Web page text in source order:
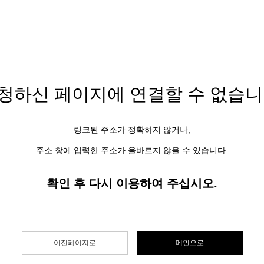
하신 페이지에 연결할 수 없습
링크된 주소가 정확하지 않거나,
주소 창에 입력한 주소가 올바르지 않을 수 있습니다.
확인 후 다시 이용하여 주십시오.
이전페이지로 메인으로